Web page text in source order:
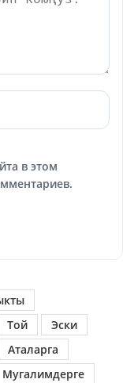
в этом
Той
Эски
Аталарга
Мугалимдерге